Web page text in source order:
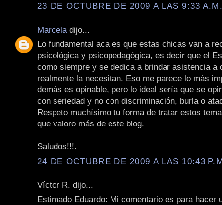
23 DE OCTUBRE DE 2009 A LAS 9:33
Marcela dijo...
Lo fundamental aca es que estas chicas van a
psicológica y psicopedagógica, es decir que el
como siempre y se dedica a brindar asistencia a
realmente la necesitan. Eso me parece lo más
demás es opinable, pero lo ideal sería que se
con seriedad y no con discriminación, burla o
Respeto muchísimo tu forma de tratar estos
que valoro más de este blog.
Saludos!!!.
24 DE OCTUBRE DE 2009 A LAS 10:43
Víctor R. dijo...
Estimado Eduardo: Mi comentario es para hacer